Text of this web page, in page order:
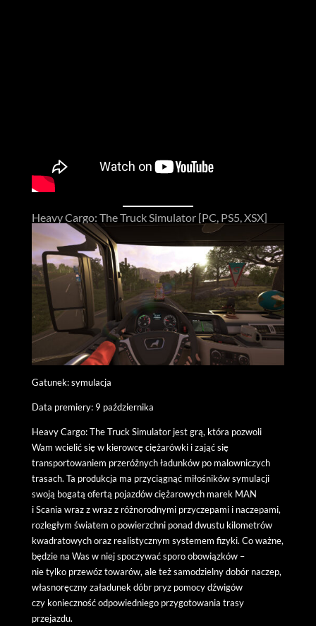
Heavy Cargo: The Truck Simulator [PC, PS5, XSX]
Gatunek: symulacja
Data premiery: 9 października
Heavy Cargo: The Truck Simulator jest grą, która pozwoli
Wam wcielić się w kierowcę ciężarówki i zająć się
transportowaniem przeróżnych ładunków po malowniczych
trasach. Ta produkcja ma przyciągnąć miłośników symulacji
swoją bogatą ofertą pojazdów ciężarowych marek MAN
i Scania wraz z wraz z różnorodnymi przyczepami i naczepami,
rozległym światem o powierzchni ponad dwustu kilometrów
kwadratowych oraz realistycznym systemem fizyki. Co ważne,
będzie na Was w niej spoczywać sporo obowiązków –
nie tylko przewóz towarów, ale też samodzielny dobór naczep,
własnoręczny załadunek dóbr pryz pomocy dźwigów
czy konieczność odpowiedniego przygotowania trasy
przejazdu.